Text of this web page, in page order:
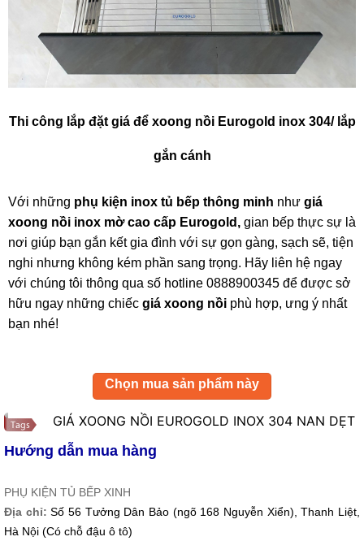
Thi công lắp đặt giá để xoong nồi Eurogold inox 304/ lắp
gắn cánh
Với những phụ kiện inox tủ bếp thông minh như giá
xoong nồi inox mờ cao cấp Eurogold, gian bếp thực sự là
nơi giúp bạn gắn kết gia đình với sự gọn gàng, sạch sẽ, tiện
nghi nhưng không kém phần sang trọng. Hãy liên hệ ngay
với chúng tôi thông qua số hotline 0888900345 để được sở
hữu ngay những chiếc giá xoong nồi phù hợp, ưng ý nhất
bạn nhé!
Chọn mua sản phẩm này
GIÁ XOONG NỒI EUROGOLD INOX 304 NAN DẸT
Hướng dẫn mua hàng
PHỤ KIỆN TỦ BẾP XINH
Địa chỉ: Số 56 Tưởng Dân Bảo (ngõ 168 Nguyễn Xiển), Thanh Liệt,
Hà Nội (Có chỗ đậu ô tô)